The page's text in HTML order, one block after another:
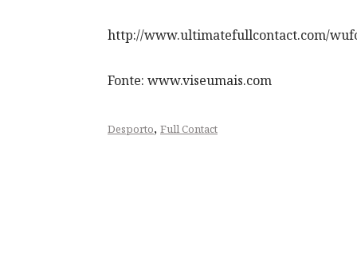
http://www.ultimatefullcontact.com/
Fonte: www.viseumais.com
Desporto, Full Contact